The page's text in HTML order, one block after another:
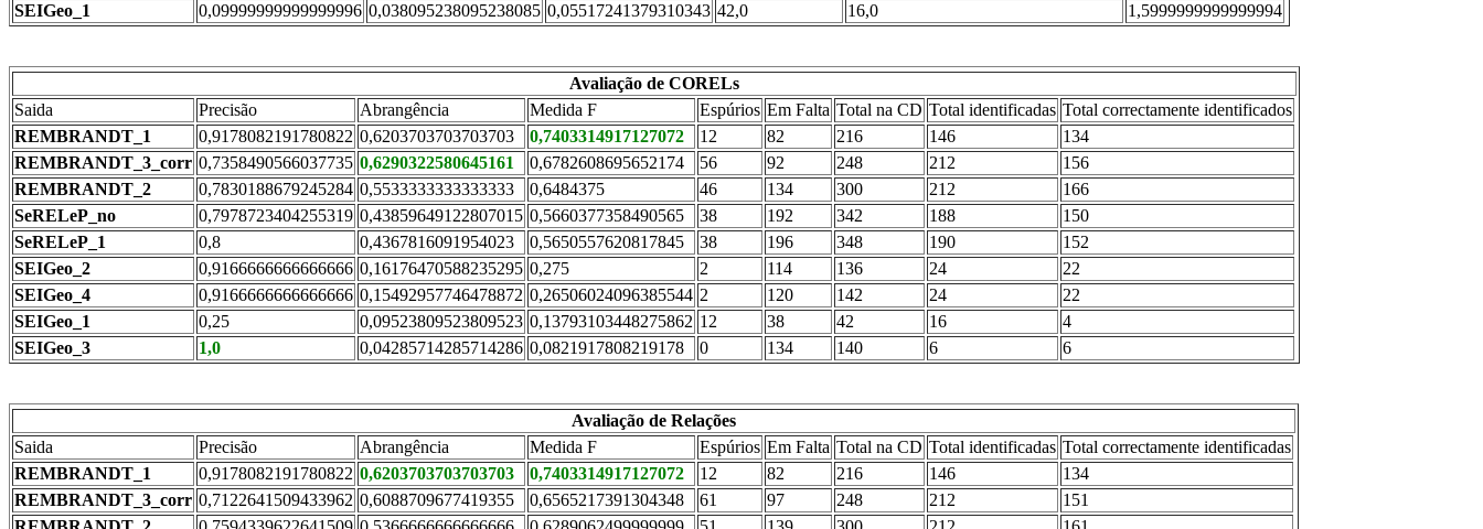
SEIGeo_1
0,09999999999999996 0,038095238095238085 0,05517241379310343 42,0 16,0 1,5999999999999994
Avaliação de CORELs
Saida
Precisão Abrangência Medida F Espúrios Em Falta Total na CD Total identificadas Total correctamente identificados
REMBRANDT_1
0,9178082191780822 0,6203703703703703 0,7403314917127072 12 82 216 146
134
REMBRANDT_3_corr 0,7358490566037735 0,6290322580645161 0,6782608695652174 56 92 248 212
156
REMBRANDT_2
0,7830188679245284 0,5533333333333333 0,6484375 46 134 300 212
166
SeRELeP_no
0,7978723404255319 0,43859649122807015 0,5660377358490565 38 192 342 188
150
SeRELeP_1
0,8 0,4367816091954023 0,5650557620817845 38 196 348 190
152
SEIGeo_2
0,9166666666666666 0,16176470588235295 0,275 2 114 136 24
22
SEIGeo_4
0,9166666666666666 0,15492957746478872 0,26506024096385544 2 120 142 24
22
SEIGeo_1
0,25 0,09523809523809523 0,13793103448275862 12 38 42 16
4
SEIGeo_3
1,0 0,04285714285714286 0,0821917808219178 0 134 140 6 6
Avaliação de Relações
Saida
Precisão Abrangência Medida F Espúrios Em Falta Total na CD Total identificadas Total correctamente identificadas
REMBRANDT_1
0,9178082191780822 0,6203703703703703 0,7403314917127072 12 82 216 146
134
REMBRANDT_3_corr 0,7122641509433962 0,6088709677419355 0,6565217391304348 61 97 248 212
151